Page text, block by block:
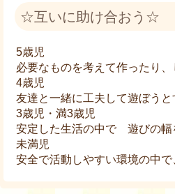
☆互いに助け合おう☆
5歳児
必要なものを考えて作ったり
4歳児
友達と一緒に工夫して遊ぼうと
3歳児・満3歳児
安定した生活の中で 遊びの幅
未満児
安全で活動しやすい環境の中